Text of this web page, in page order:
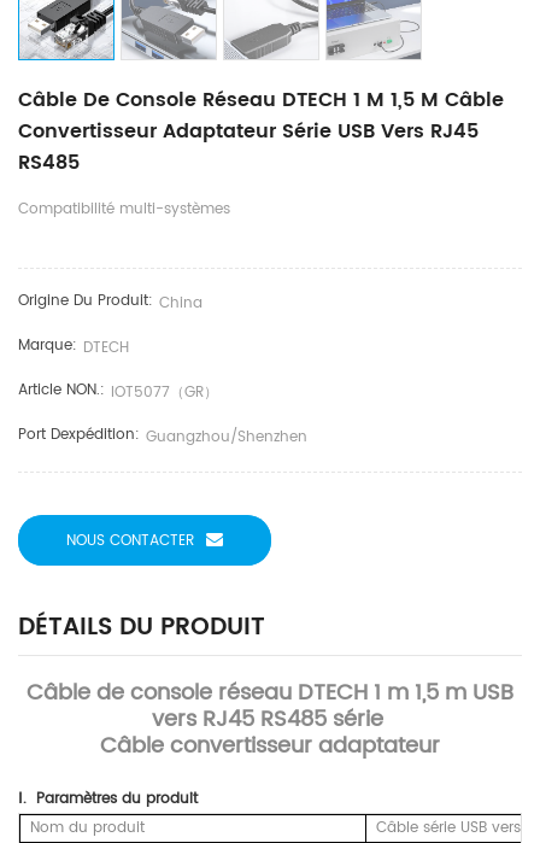
Câble De Console Réseau DTECH 1 M 1,5 M Câble
Convertisseur Adaptateur Série USB Vers RJ45
RS485
Compatibilité multi-systèmes
Origine Du Produit: China
Marque: DTECH
Article NON.: IOT5077（GR）
Port Dexpédition: Guangzhou/Shenzhen
NOUS CONTACTER
DÉTAILS DU PRODUIT
Câble de console réseau DTECH 1 m 1,5 m USB
vers RJ45 RS485 série
Câble convertisseur adaptateur
Ⅰ. Paramètres du produit
Nom du produit
Câble série USB vers